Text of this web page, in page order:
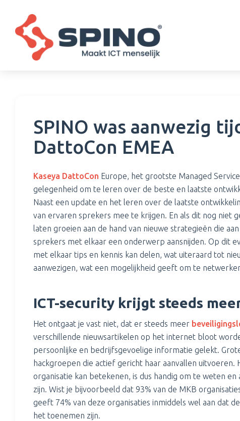
SPINO was aanwezig
DattoCon EMEA
Kaseya DattoCon Europe, het grootste Managed
gelegenheid om te leren over de beste en laatste
Naast een update en het leren over de laatste
van ervaren sprekers mee te krijgen. En als dit nog niet
laten groeien aan de hand van nieuwe strategieën die
sprekers met elkaar een onderwerp aansnijden. Op dit
met elkaar tips en kennis kan delen, wat uiteraard tot
aanwezigen, wat een mogelijkheid geeft om te
ICT-security krijgt steeds
Het ontgaat je vast niet, dat er steeds meer
verschillende nieuwsartikelen op het internet bloot
persoonlijke en bedrijfsgevoelige informatie gelekt.
hackgroepen die actief gericht haar aanvallen
organisatie kan betekenen, is dus handig om te weten
zijn. Wist je bijvoorbeeld dat 93% van de MKB
geeft 74% van deze organisaties inmiddels wel aan dat
het toenemen zijn.